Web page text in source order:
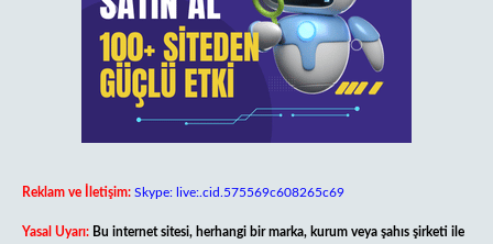
Reklam ve İletişim: Skype: live:.cid.575569c608265c69
Yasal Uyarı: Bu internet sitesi, herhangi bir marka, kurum veya şahıs şirketi ile